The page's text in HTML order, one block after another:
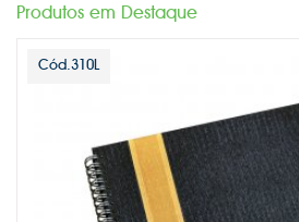
CADERNETA MOLESKINE
CALENDÁRIOS PERSONALIZADO
CANETAS PERSONALIZADAS
Produtos em Destaque
Cód.310L